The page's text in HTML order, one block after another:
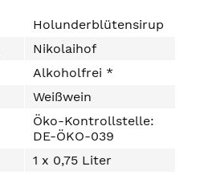
Holunderblütensirup
Nikolaihof
Alkoholfrei *
Weißwein
Öko-Kontrollstelle:
DE-ÖKO-039
1 x 0,75 Liter